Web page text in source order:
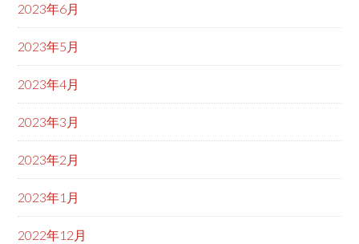
2023年6月
2023年5月
2023年4月
2023年3月
2023年2月
2023年1月
2022年12月